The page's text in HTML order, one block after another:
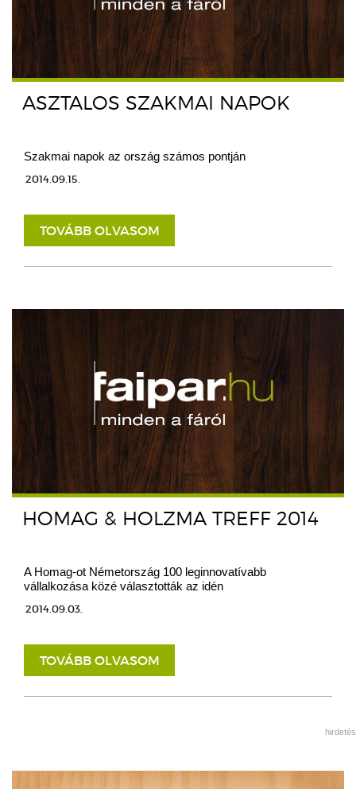
ASZTALOS SZAKMAI NAPOK
Szakmai napok az ország számos pontján
2014.09.15.
TOVÁBB OLVASOM
HOMAG & HOLZMA TREFF 2014
A Homag-ot Németország 100 leginnovatívabb
vállalkozása közé választották az idén
2014.09.03.
TOVÁBB OLVASOM
hirdetés